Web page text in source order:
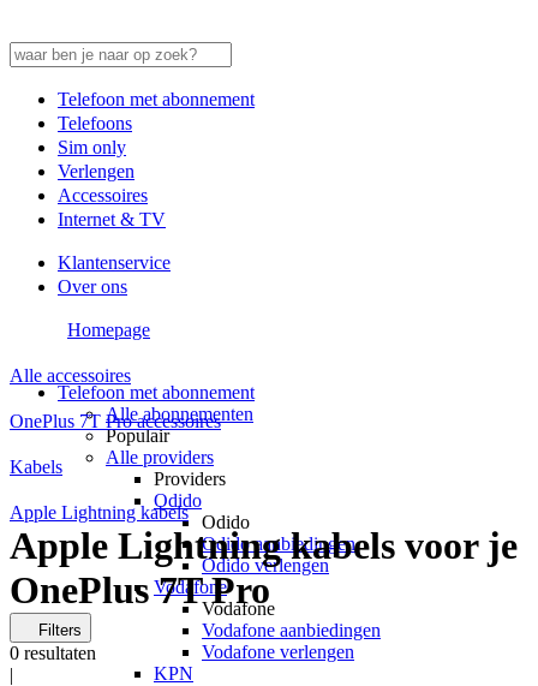
Telefoon met abonnement
Telefoons
Sim only
Verlengen
Accessoires
Internet & TV
Klantenservice
Over ons
Telefoon met abonnement
Alle abonnementen
Populair
Alle providers
Providers
Odido
Odido
Odido aanbiedingen
Odido verlengen
Vodafone
Vodafone
Vodafone aanbiedingen
Vodafone verlengen
KPN
Homepage
Alle accessoires
OnePlus 7T Pro accessoires
Kabels
Apple Lightning kabels
Apple Lightning kabels voor je
OnePlus 7T Pro
Filters
0 resultaten
|